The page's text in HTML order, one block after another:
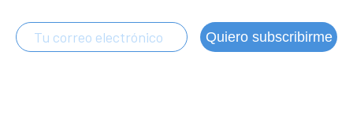
Quiero subscribirme